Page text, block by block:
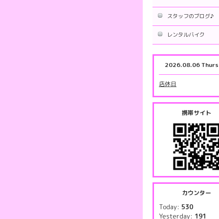
スタッフのブログ♪
レンタルバイク
2026.08.06
店休日
携帯サイト
カウンター
Today: 530
Yesterday: 191